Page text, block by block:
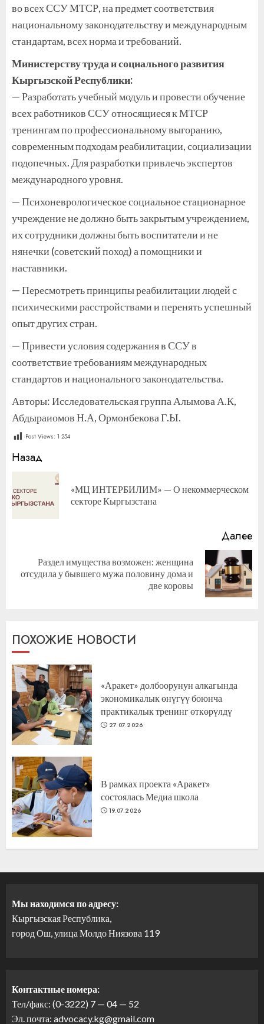
во всех ССУ МТСР, на предмет соответствия
национальному законодательству и международным
стандартам, всех норма и требований.
Министерству труда и социального развития
Кыргызской Республики:
— Разработать учебный модуль и провести обучение
всех работников ССУ относящиеся к МТСР
тренингам по профессиональному выгоранию,
современным подходам реабилитации, социализации
подопечных. Для разработки привлечь экспертов
международного уровня.
— Психоневрологическое социальное стационарное
учреждение не должно быть закрытым учреждением,
их сотрудники должны быть воспитатели и не
нянечки (советский поход) а помощники и
наставники.
— Пересмотреть принципы реабилитации людей с
психическими расстройствами и перенять успешный
опыт других стран.
— Привести условия содержания в ССУ в
соответствие требованиям международных
стандартов и национального законодательства.
Авторы: Исследовательская группа Алымова А.К,
Абдыраиомов Н.А, Ормонбекова Г.Ы.
Post Views: 1 254
Продолжить
чтение
Назад
«МЦ ИНТЕРБИЛИМ» — О некоммерческом
секторе Кыргызстана
Далее
Следующая
Раздел имущества возможен: женщина
отсудила у бывшего мужа половину дома и
две коровы
ПОХОЖИЕ НОВОСТИ
«Аракет» долбоорунун алкагында
экономикалык өнүгүү боюнча
практикалык тренинг өткөрүлдү
27.07.2026
В рамках проекта «Аракет»
состоялась Медиа школа
19.07.2026
Мы находимся по адресу:
Кыргызская Республика,
город Ош, улица Молдо Ниязова 119
Контактные номера:
Тел/факс: (0-3222) 7 — 04 — 52
Эл. почта: advocacy.kg@gmail.com